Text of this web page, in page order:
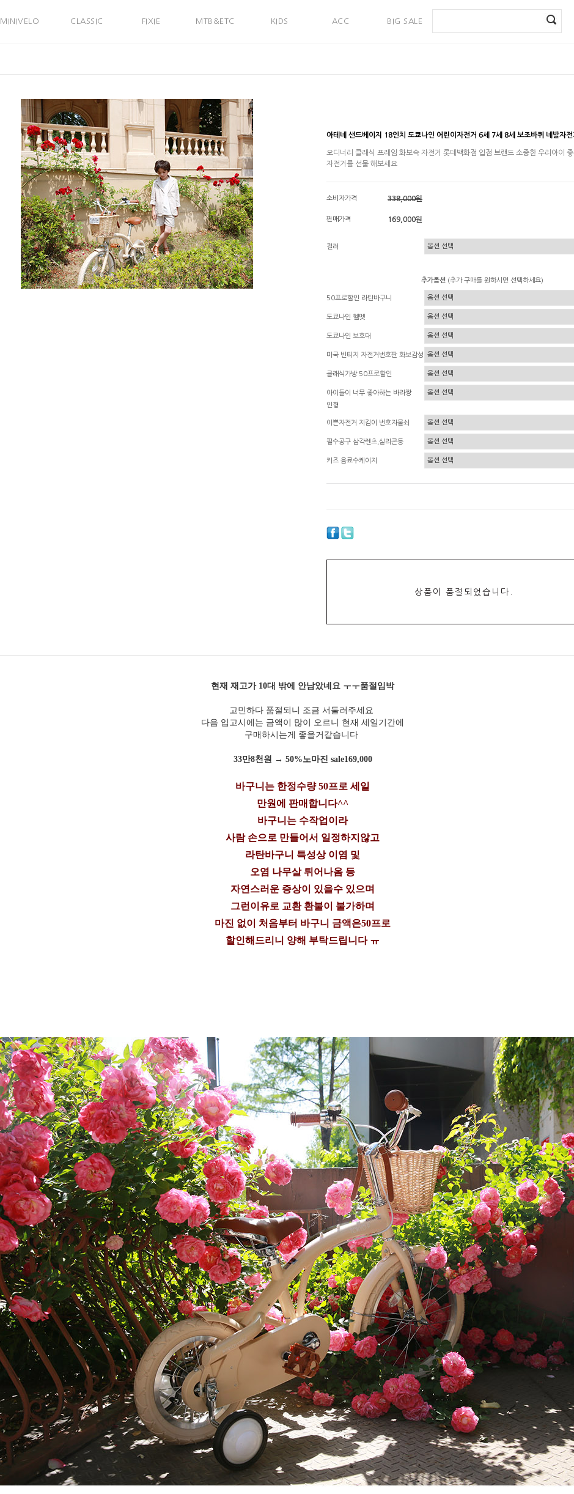
MINIVELO CLASSIC FIXIE MTB&ETC KIDS ACC BIG SALE
아테네 샌드베이지 18인치 도쿄나인 어린이자전거 6세 7세 8세 보조바퀴 네발자전
오디너리 클래식 프레임 화보속 자전거 롯데백화점 입점 브랜드 소중한 우리아이
자전거를 선물 해보세요
소비자가격 338,000원
판매가격 169,000원
컬러
추가옵션 (추가 구매를 원하시면 선택하세요)
50프로할인 라탄바구니
도쿄나인 헬멧
도쿄나인 보호대
미국 빈티지 자전거번호판 화보감성
클래식가방 50프로할인
아이들이 너무 좋아하는 바라짱
인형
이쁜자전거 지킴이 번호자물쇠
필수공구 삼각렌츠,실리콘등
키즈 음료수케이지
상품이 품절되었습니다.
현재 재고가 10대 밖에 안남았네요 ㅜㅜ품절임박
고민하다 품절되니 조금 서둘러주세요
다음 입고시에는 금액이 많이 오르니 현재 세일기간에
구매하시는게 좋을거같습니다
33만8천원 → 50%노마진 sale169,000
바구니는 한정수량 50프로 세일
만원에 판매합니다^^
바구니는 수작업이라
사람 손으로 만들어서 일정하지않고
라탄바구니 특성상 이염 및
오염 나무살 튀어나옴 등
자연스러운 증상이 있을수 있으며
그런이유로 교환 환불이 불가하며
마진 없이 처음부터 바구니 금액은50프로
할인해드리니 양해 부탁드립니다 ㅠ